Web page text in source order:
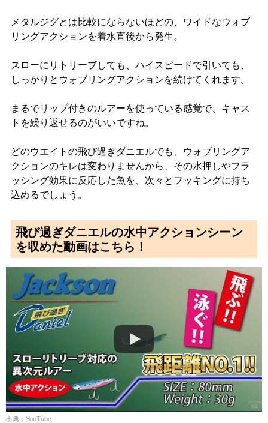
メタルジグとは比較にならないほどの、ワイドなウォブ
リングアクションを着水直後から発生。
スローにリトリーブしても、ハイスピードで引いても、
しっかりとウォブリングアクションを続けてくれます。
まるでリップ付きのルアーを使っている感覚で、キャス
トを繰り返せるのがいいですね。
どのウエイトの飛び過ぎダニエルでも、ウォブリングア
クションのキレは変わりませんから、その水押しやフラ
ッシング効果に反応した魚を、次々とフッキングに持ち
込めるでしょう。
飛び過ぎダニエルの水中アクションシーン
を収めた動画はこちら！
出典：YouTube